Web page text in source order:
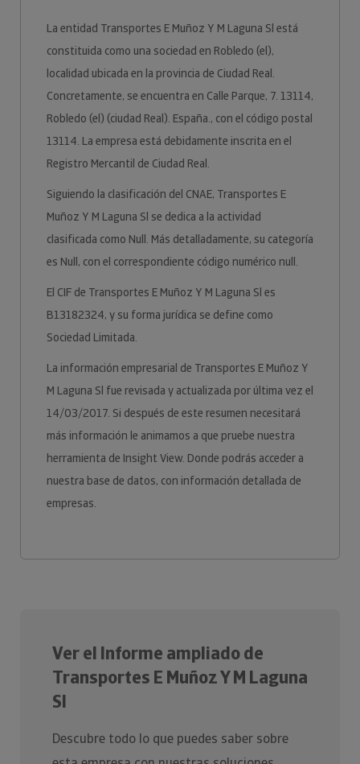
La entidad Transportes E Muñoz Y M Laguna Sl está
constituida como una sociedad en Robledo (el),
localidad ubicada en la provincia de Ciudad Real.
Concretamente, se encuentra en Calle Parque, 7. 13114,
Robledo (el) (ciudad Real). España., con el código postal
13114. La empresa está debidamente inscrita en el
Registro Mercantil de Ciudad Real.
Siguiendo la clasificación del CNAE, Transportes E
Muñoz Y M Laguna Sl se dedica a la actividad
clasificada como Null. Más detalladamente, su categoría
es Null, con el correspondiente código numérico null.
El CIF de Transportes E Muñoz Y M Laguna Sl es
B13182324, y su forma jurídica se define como
Sociedad Limitada.
La información empresarial de Transportes E Muñoz Y
M Laguna Sl fue revisada y actualizada por última vez el
14/03/2017. Si después de este resumen necesitará
más información le animamos a que pruebe nuestra
herramienta de Insight View. Donde podrás acceder a
nuestra base de datos, con información detallada de
empresas.
Ver el Informe ampliado de
Transportes E Muñoz Y M Laguna
Sl
Descubre todo lo que puedes saber sobre